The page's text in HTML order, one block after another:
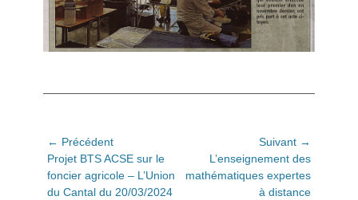
Navigation
de
l’article
← Précédent
Article
précédent:
Projet BTS ACSE sur le
foncier agricole – L’Union
du Cantal du 20/03/2024
Suivant →
suivant:
L’enseignement des
mathématiques expertes
à distance